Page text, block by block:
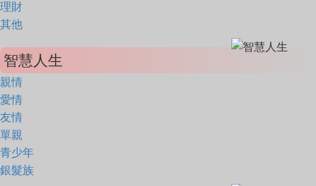
理財
其他
智慧人生
親情
愛情
友情
單親
青少年
銀髮族